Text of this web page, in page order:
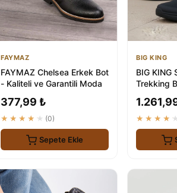
FAYMAZ
FAYMAZ Chelsea Erkek Bot
- Kaliteli ve Garantili Moda
377,99 ₺
★★★★★ (0)
Sepete Ekle
BIG KING
BIG KING
Trekking
★★★★★